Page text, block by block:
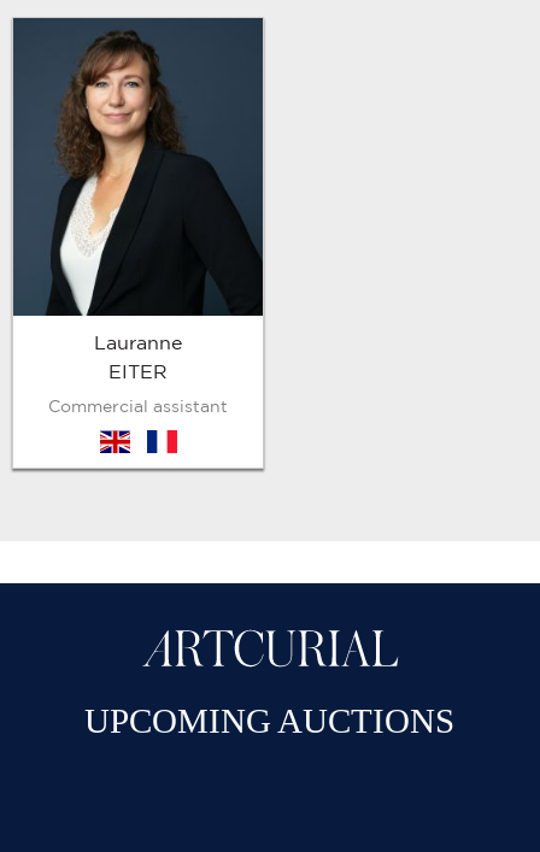
Lauranne
EITER
Commercial assistant
en
UPCOMING AUCTIONS